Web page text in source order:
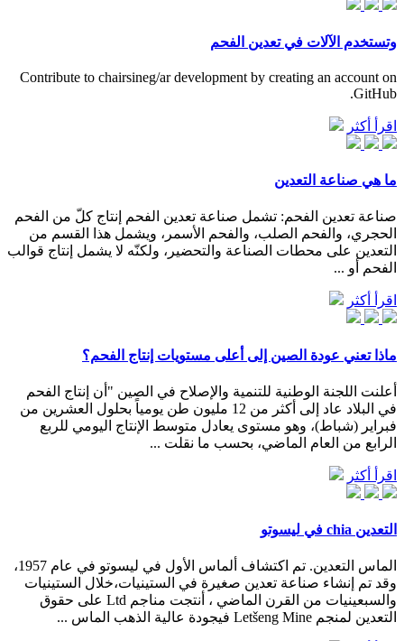
وتستخدم الآلات في تعدين الفحم
Contribute to chairsineg/ar development by creating an account on
GitHub.
اقرأ أكثر
ما هي صناعة التعدين
صناعة تعدين الفحم: تشمل صناعة تعدين الفحم إنتاج كلّ من الفحم
الحجري، والفحم الصلب، والفحم الأسمر، ويشمل هذا القسم من
التعدين على محطات الصناعة والتحضير، ولكنّه لا يشمل إنتاج قوالب
الفحم أو ...
اقرأ أكثر
ماذا تعني عودة الصين إلى أعلى مستويات إنتاج الفحم؟
أعلنت اللجنة الوطنية للتنمية والإصلاح في الصين "أن إنتاج الفحم
في البلاد عاد إلى أكثر من 12 مليون طن يومياً بحلول العشرين من
فبراير (شباط)، وهو مستوى يعادل متوسط الإنتاج اليومي للربع
الرابع من العام الماضي، بحسب ما نقلت ...
اقرأ أكثر
التعدين chia في ليسوتو
الماس التعدين. تم اكتشاف ألماس الأول في ليسوتو في عام 1957،
وقد تم إنشاء صناعة تعدين صغيرة في الستينيات،خلال الستينيات
والسبعينيات من القرن الماضي ، أنتجت مناجم Ltd على حقوق
التعدين لمنجم Letšeng Mine فيجودة عالية الذهب الماس ...